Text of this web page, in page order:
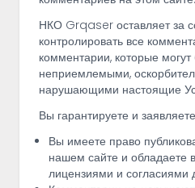
НКО Grqaser оставляет за
контролировать все
комментарии, которые
неприемлемыми,
нарушающими настоящие
Вы гарантируете и
Вы имеете право
нашем сайте и обладаете
лицензиями и согласиями